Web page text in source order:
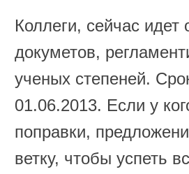
Коллеги, сейчас
докуметов,
ученых степеней.
01.06.2013. Если у
поправки,
ветку, чтобы успеть